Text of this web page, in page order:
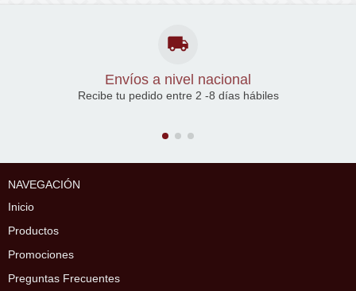
Envíos a nivel nacional
Recibe tu pedido entre 2 -8 días hábiles
NAVEGACIÓN
Inicio
Productos
Promociones
Preguntas Frecuentes